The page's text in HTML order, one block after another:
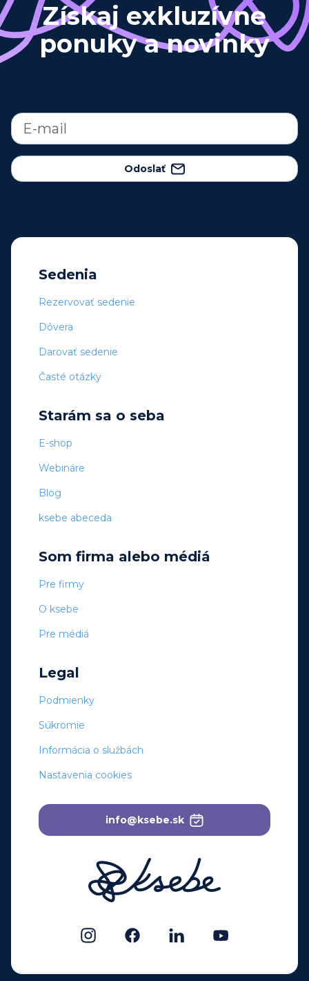
Získaj exkluzívne
ponuky a novinky
Odoslať
Sedenia
Rezervovať sedenie
Dôvera
Darovať sedenie
Časté otázky
Starám sa o seba
E-shop
Webináre
Blog
ksebe abeceda
Som firma alebo médiá
Pre firmy
O ksebe
Pre médiá
Legal
Podmienky
Súkromie
Informácia o službách
Nastavenia cookies
info@ksebe.sk